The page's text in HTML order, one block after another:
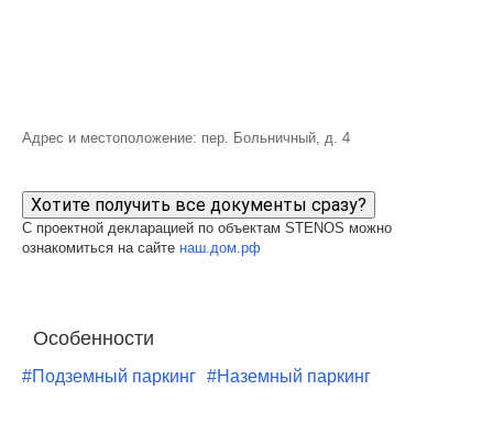
Адрес и местоположение: пер. Больничный, д. 4
Хотите получить все документы сразу?
С проектной декларацией по объектам STENOS можно
ознакомиться на сайте наш.дом.рф
Особенности
#Подземный паркинг #Наземный паркинг